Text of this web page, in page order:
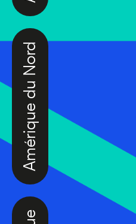
Afrique
Amérique du Nord